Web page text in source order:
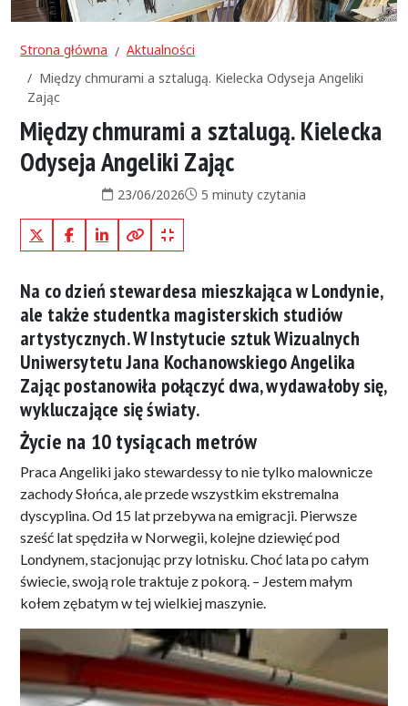
Strona główna
Aktualności
Między chmurami a sztalugą. Kielecka Odyseja Angeliki
Zając
Między chmurami a sztalugą. Kielecka
Odyseja Angeliki Zając
Data publikacji:
23/06/2026Czas czytania:
5 minuty czytania
X (Twitter)FacebookLinkedInKopiuj pełny link
Kopiuj krótki link
Na co dzień stewardesa mieszkająca w Londynie,
ale także studentka magisterskich studiów
artystycznych. W Instytucie sztuk Wizualnych
Uniwersytetu Jana Kochanowskiego Angelika
Zając postanowiła połączyć dwa, wydawałoby się,
wykluczające się światy.
Życie na 10 tysiącach metrów
Praca Angeliki jako stewardessy to nie tylko malownicze
zachody Słońca, ale przede wszystkim ekstremalna
dyscyplina. Od 15 lat przebywa na emigracji. Pierwsze
sześć lat spędziła w Norwegii, kolejne dziewięć pod
Londynem, stacjonując przy lotnisku. Choć lata po całym
świecie, swoją role traktuje z pokorą. – Jestem małym
kołem zębatym w tej wielkiej maszynie.